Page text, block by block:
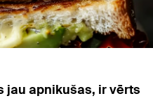
jau apnikušas, ir vērts